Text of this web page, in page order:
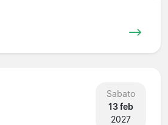
Sabato
13 feb
2027